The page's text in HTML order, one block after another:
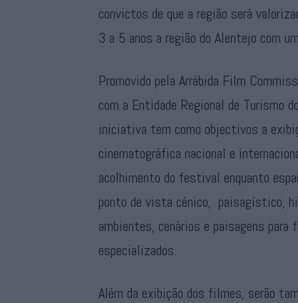
convictos de que a região será
3 a 5 anos a região do Alentejo com
Promovido pela Arrábida Film
com a Entidade Regional de Turismo
iniciativa tem como objectivos a
cinematográfica nacional e
acolhimento do festival enquanto
ponto de vista cénico, paisagístico,
ambientes, cenários e paisagens
especializados.
Além da exibição dos filmes, serão